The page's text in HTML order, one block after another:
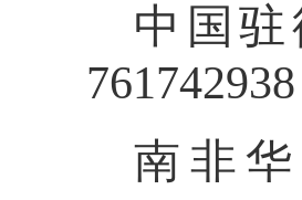
中国驻
761742938
南非